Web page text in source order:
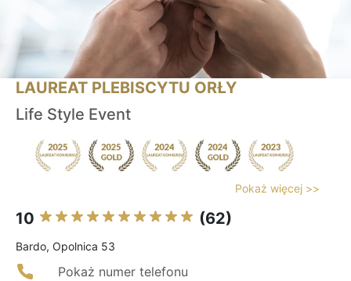
LAUREAT PLEBISCYTU ORŁY
Life Style Event
Pokaż więcej >>
10 (62)
Bardo, Opolnica 53
Pokaż numer telefonu